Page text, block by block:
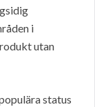
i
utan
status